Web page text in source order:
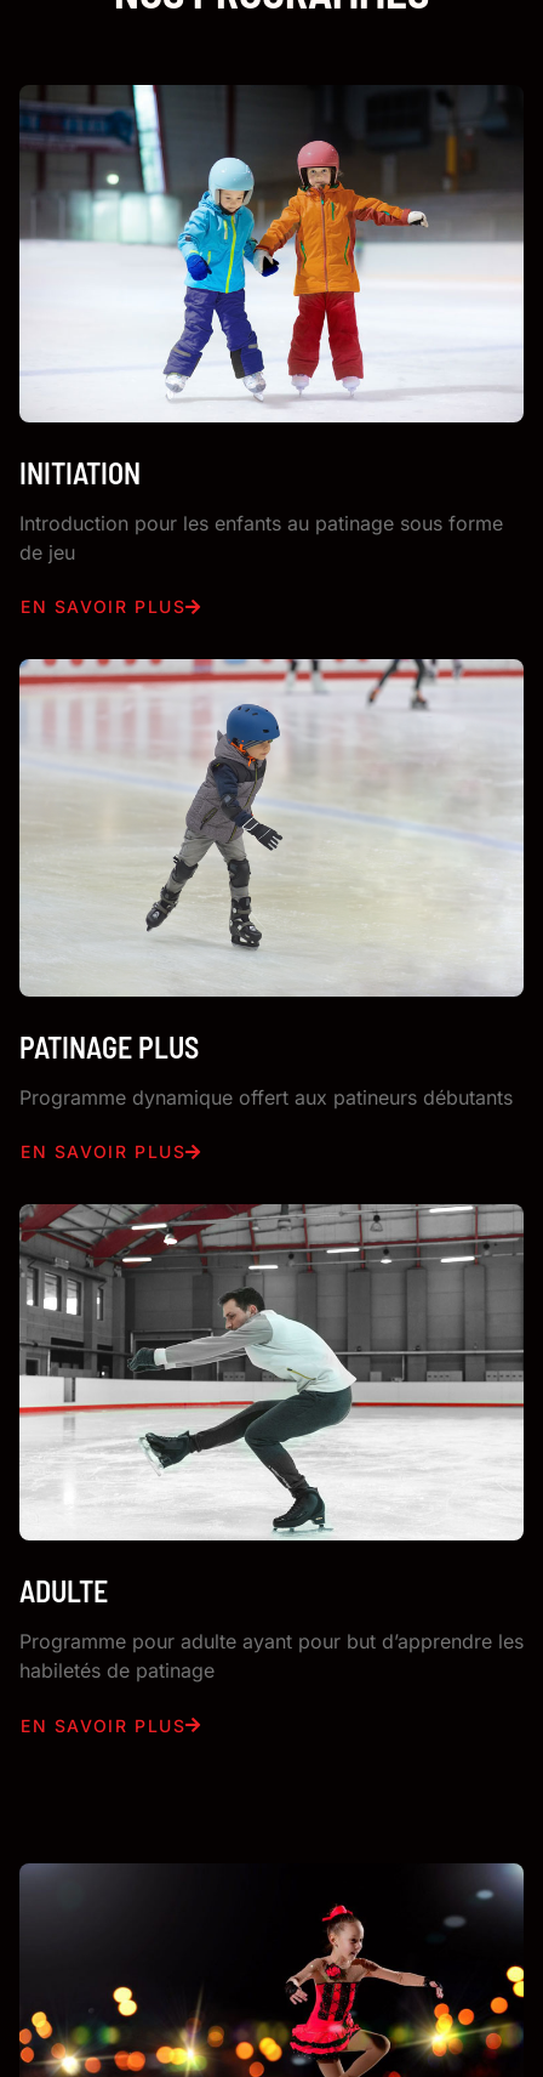
INITIATION
Introduction pour les enfants au patinage sous forme
de jeu
EN SAVOIR PLUS
PATINAGE PLUS
Programme dynamique offert aux patineurs débutants
EN SAVOIR PLUS
ADULTE
Programme pour adulte ayant pour but d’apprendre les
habiletés de patinage
EN SAVOIR PLUS